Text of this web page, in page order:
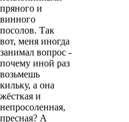
пряного и
винного
посолов. Так
вот, меня иногда
занимал вопрос -
почему иной раз
возьмешь
кильку, а она
жёсткая и
непросоленная,
пресная? А